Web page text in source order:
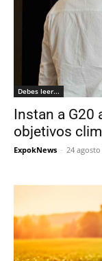
Debes leer...
Instan a G20
objetivos
ExpokNews - 24 agosto